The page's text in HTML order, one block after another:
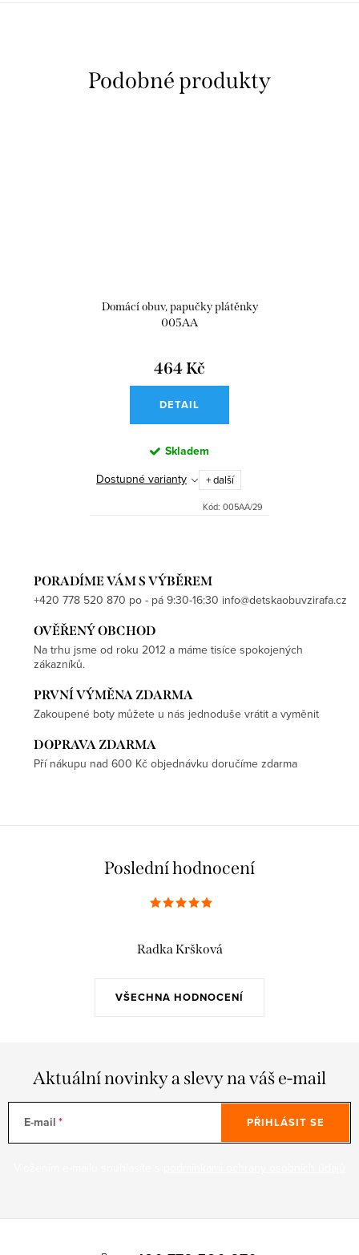
Domácí obuv, papučky plátěnky
005AA
464 Kč
DETAIL
Skladem
Dostupné varianty + další
Kód: 005AA/29
PORADÍME VÁM S VÝBĚREM
+420 778 520 870 po - pá 9:30-16:30 info@detskaobuvzirafa.cz
OVĚŘENÝ OBCHOD
Na trhu jsme od roku 2012 a máme tisíce spokojených
zákazníků.
PRVNÍ VÝMĚNA ZDARMA
Zakoupené boty můžete u nás jednoduše vrátit a vyměnit
DOPRAVA ZDARMA
Pří nákupu nad 600 Kč objednávku doručíme zdarma
Poslední hodnocení
VŠECHNA HODNOCENÍ
Radka Kršková
Aktuální novinky a slevy na váš e-mail
E-mail PŘIHLÁSIT SE